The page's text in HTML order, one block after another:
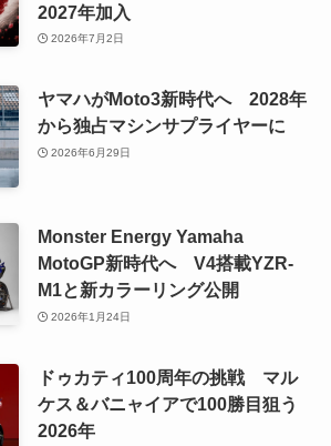
2027年加入
2026年7月2日
ヤマハがMoto3新時代へ 2028年
から独占マシンサプライヤーに
2026年6月29日
Monster Energy Yamaha
MotoGP新時代へ V4搭載YZR-
M1と新カラーリング公開
2026年1月24日
ドゥカティ100周年の挑戦 マル
ケス＆バニャイアで100勝目狙う
2026年